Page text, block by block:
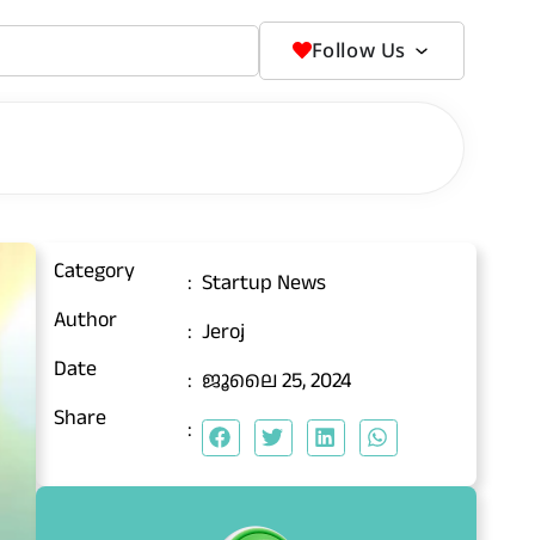
Follow Us
Category : Startup News
Author
: Jeroj
Date
: ജൂലൈ 25, 2024
Share
: